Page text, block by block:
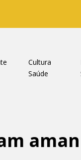
Cultura
Saúde